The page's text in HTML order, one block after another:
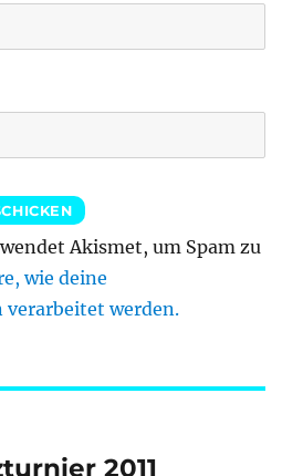
Akismet, um Spam zu
wie deine
werden.
2011